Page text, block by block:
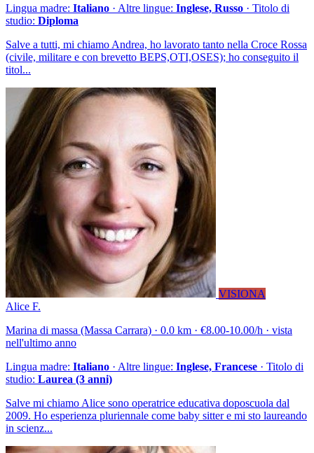
Lingua madre: Italiano · Altre lingue: Inglese, Russo · Titolo di
studio: Diploma
Salve a tutti, mi chiamo Andrea, ho lavorato tanto nella Croce Rossa
(civile, militare e con brevetto BEPS,OTI,OSES); ho conseguito il
titol...
VISIONA
Alice F.
Marina di massa (Massa Carrara) · 0.0 km · €8.00-10.00/h · vista
nell'ultimo anno
Lingua madre: Italiano · Altre lingue: Inglese, Francese · Titolo di
studio: Laurea (3 anni)
Salve mi chiamo Alice sono operatrice educativa doposcuola dal
2009. Ho esperienza pluriennale come baby sitter e mi sto laureando
in scienz...